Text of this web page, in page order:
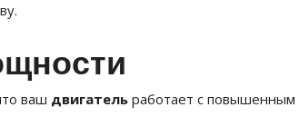
ваш двигатель работает с